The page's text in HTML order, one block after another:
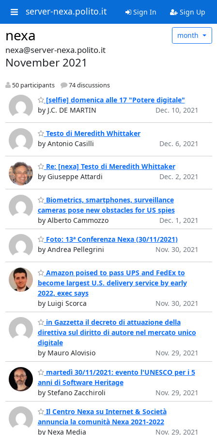
server-nexa.polito.it Sign In Sign Up
nexa month
nexa@server-nexa.polito.it
November 2021
50 participants 74 discussions
[selfie] domenica alle 17 "Potere digitale"
by J.C. DE MARTIN
Dec. 10, 2021
Testo di Meredith Whittaker
by Antonio Casilli
Dec. 6, 2021
Re: [nexa] Testo di Meredith Whittaker
by Giuseppe Attardi
Dec. 2, 2021
Biometrics, smartphones, surveillance
cameras pose new obstacles for US spies
by Alberto Cammozzo
Dec. 1, 2021
Foto: 13ª Conferenza Nexa (30/11/2021)
by Andrea Pellegrini
Nov. 30, 2021
Amazon poised to pass UPS and FedEx to
become largest U.S. delivery service by early
2022, exec says
by Luigi Scorca
Nov. 30, 2021
in Gazzetta il decreto di attuazione della
direttiva sul diritto di autore nel mercato unico
digitale
by Mauro Alovisio
Nov. 29, 2021
martedì 30/11/2021: evento l'UNESCO per i 5
anni di Software Heritage
by Stefano Zacchiroli
Nov. 29, 2021
Il Centro Nexa su Internet & Società
annuncia la comunità Nexa 2021-2022
by Nexa Media
Nov. 29, 2021